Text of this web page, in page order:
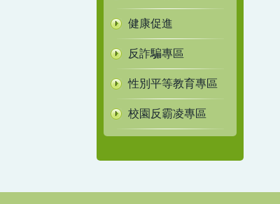
健康促進
反詐騙專區
性別平等教育專區
校園反霸凌專區